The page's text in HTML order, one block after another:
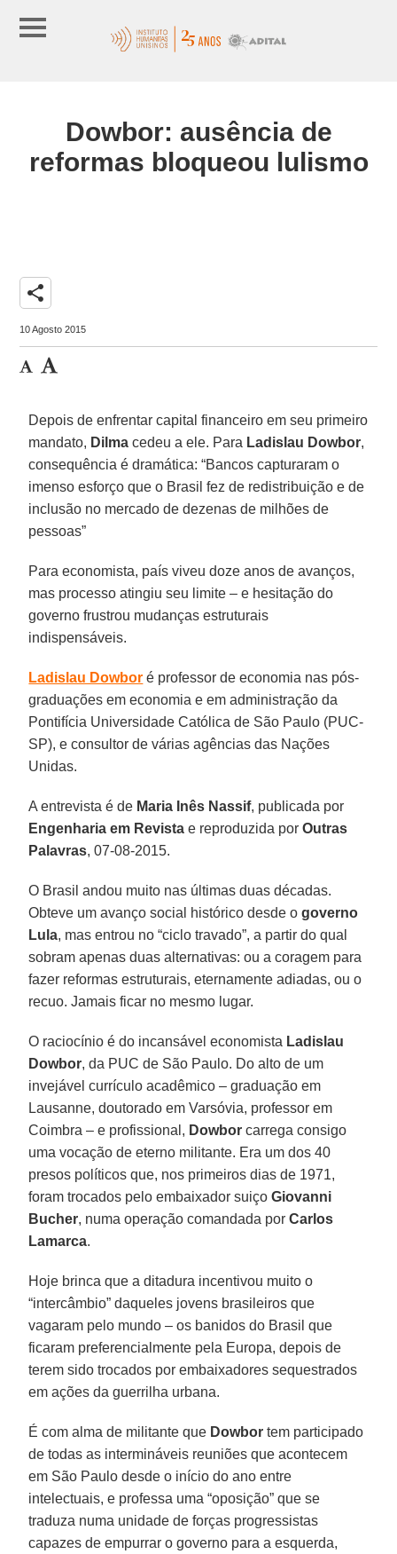
Dowbor: ausência de
reformas bloqueou lulismo
share
10 Agosto 2015
Depois de enfrentar capital financeiro em seu primeiro
mandato, Dilma cedeu a ele. Para Ladislau Dowbor,
consequência é dramática: “Bancos capturaram o
imenso esforço que o Brasil fez de redistribuição e de
inclusão no mercado de dezenas de milhões de
pessoas”
Para economista, país viveu doze anos de avanços,
mas processo atingiu seu limite – e hesitação do
governo frustrou mudanças estruturais
indispensáveis.
Ladislau Dowbor é professor de economia nas pós-
graduações em economia e em administração da
Pontifícia Universidade Católica de São Paulo (PUC-
SP), e consultor de várias agências das Nações
Unidas.
A entrevista é de Maria Inês Nassif, publicada por
Engenharia em Revista e reproduzida porOutras
Palavras, 07-08-2015.
O Brasil andou muito nas últimas duas décadas.
Obteve um avanço social histórico desde ogoverno
Lula, mas entrou no “ciclo travado”, a partir do qual
sobram apenas duas alternativas: ou a coragem para
fazer reformas estruturais, eternamente adiadas, ou o
recuo. Jamais ficar no mesmo lugar.
O raciocínio é do incansável economista Ladislau
Dowbor, da PUC de São Paulo. Do alto de um
invejável currículo acadêmico – graduação em
Lausanne, doutorado em Varsóvia, professor em
Coimbra – e profissional, Dowbor carrega consigo
uma vocação de eterno militante. Era um dos 40
presos políticos que, nos primeiros dias de 1971,
foram trocados pelo embaixador suiçoGiovanni
Bucher, numa operação comandada porCarlos
Lamarca.
Hoje brinca que a ditadura incentivou muito o
“intercâmbio” daqueles jovens brasileiros que
vagaram pelo mundo – os banidos do Brasil que
ficaram preferencialmente pela Europa, depois de
terem sido trocados por embaixadores sequestrados
em ações da guerrilha urbana.
É com alma de militante que Dowbor tem participado
de todas as intermináveis reuniões que acontecem
em São Paulo desde o início do ano entre
intelectuais, e professa uma “oposição” que se
traduza numa unidade de forças progressistas
capazes de empurrar o governo para a esquerda,